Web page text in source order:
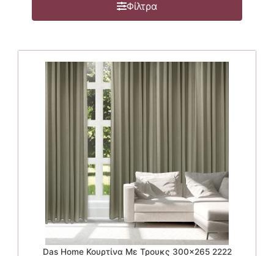
Φίλτρα
Das Home Κουρτίνα Με Τρουκς 300×265 2222